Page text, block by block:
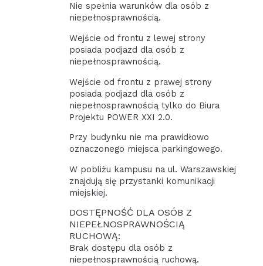
Nie spełnia warunków dla osób z
niepełnosprawnością.
Wejście od frontu z lewej strony
posiada podjazd dla osób z
niepełnosprawnością.
Wejście od frontu z prawej strony
posiada podjazd dla osób z
niepełnosprawnością tylko do Biura
Projektu POWER XXI 2.0.
Przy budynku nie ma prawidłowo
oznaczonego miejsca parkingowego.
W pobliżu kampusu na ul. Warszawskiej
znajdują się przystanki komunikacji
miejskiej.
DOSTĘPNOŚĆ DLA OSÓB Z
NIEPEŁNOSPRAWNOŚCIĄ
RUCHOWĄ:
Brak dostępu dla osób z
niepełnosprawnością ruchową.